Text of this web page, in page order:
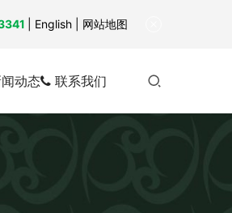
动态 联系我们
English | 网站地图